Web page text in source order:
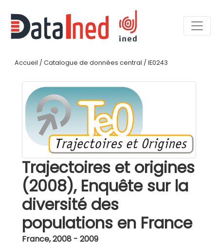
Accueil / Catalogue de données central / IE0243
Trajectoires et origines
(2008), Enquête sur la
diversité des
populations en France
France,2008 - 2009